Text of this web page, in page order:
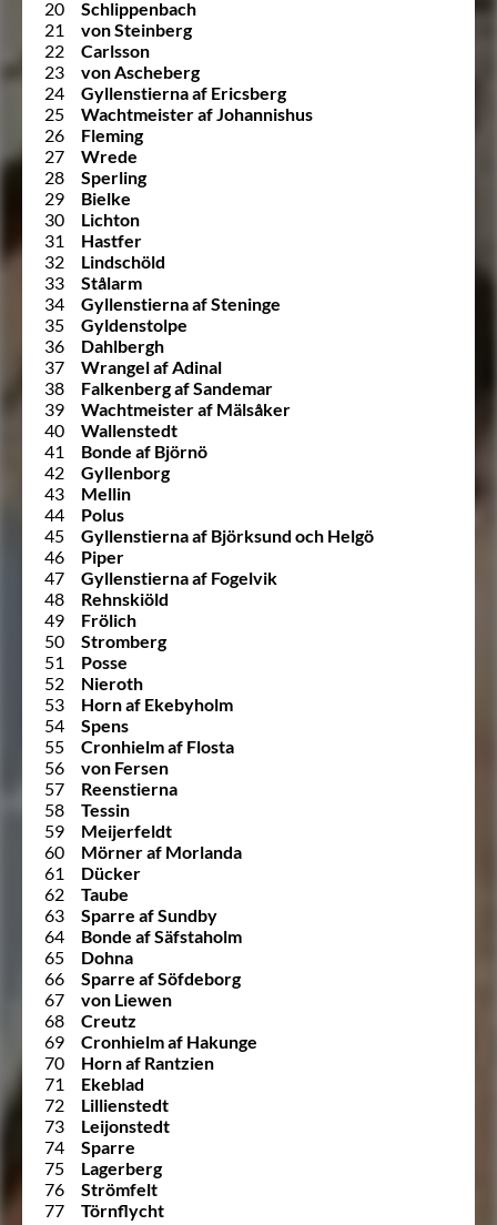
20
Schlippenbach
21
von Steinberg
22
Carlsson
23
von Ascheberg
24
Gyllenstierna af Ericsberg
25
Wachtmeister af Johannishus
26
Fleming
27
Wrede
28
Sperling
29
Bielke
30
Lichton
31
Hastfer
32
Lindschöld
33
Stålarm
34
Gyllenstierna af Steninge
35
Gyldenstolpe
36
Dahlbergh
37
Wrangel af Adinal
38
Falkenberg af Sandemar
39
Wachtmeister af Mälsåker
40
Wallenstedt
41
Bonde af Björnö
42
Gyllenborg
43
Mellin
44
Polus
45
Gyllenstierna af Björksund och Helgö
46
Piper
47
Gyllenstierna af Fogelvik
48
Rehnskiöld
49
Frölich
50
Stromberg
51
Posse
52
Nieroth
53
Horn af Ekebyholm
54
Spens
55
Cronhielm af Flosta
56
von Fersen
57
Reenstierna
58
Tessin
59
Meijerfeldt
60
Mörner af Morlanda
61
Dücker
62
Taube
63
Sparre af Sundby
64
Bonde af Säfstaholm
65
Dohna
66
Sparre af Söfdeborg
67
von Liewen
68
Creutz
69
Cronhielm af Hakunge
70
Horn af Rantzien
71
Ekeblad
72
Lillienstedt
73
Leijonstedt
74
Sparre
75
Lagerberg
76
Strömfelt
77
Törnflycht